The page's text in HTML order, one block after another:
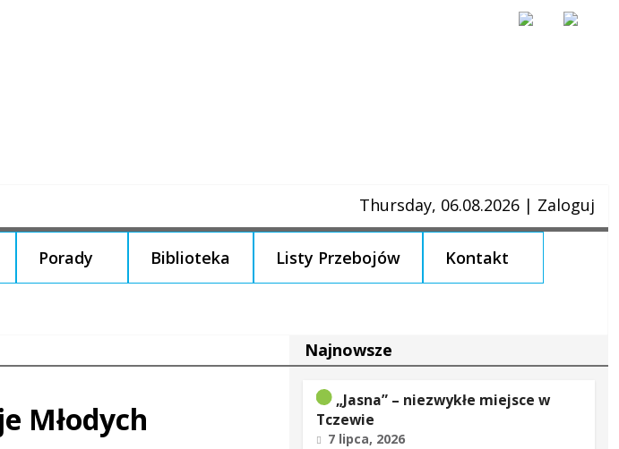
Thursday, 06.08.2026 | Zaloguj
Porady Biblioteka Listy Przebojów Kontakt
Młodych
Najnowsze
„Jasna” – niezwykłe miejsce w
Tczewie
7 lipca, 2026